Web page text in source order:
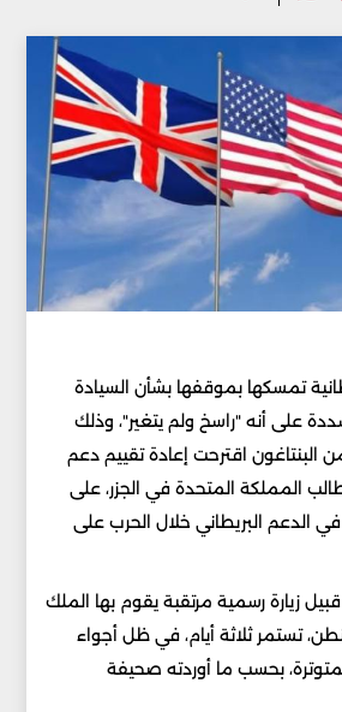
تمسكها بموقفها بشأن السيادة
على أنه "راسخ ولم يتغير"، وذلك
اقترحت إعادة تقييم دعم
المملكة المتحدة في الجزر، على
الدعم البريطاني خلال الحرب على
زيارة رسمية مرتقبة يقوم بها الملك
تستمر ثلاثة أيام، في ظل أجواء
بحسب ما أوردته صحيفة